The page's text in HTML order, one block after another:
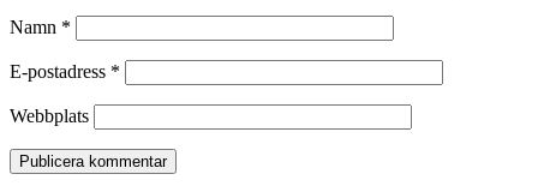
Namn *
E-postadress *
Webbplats